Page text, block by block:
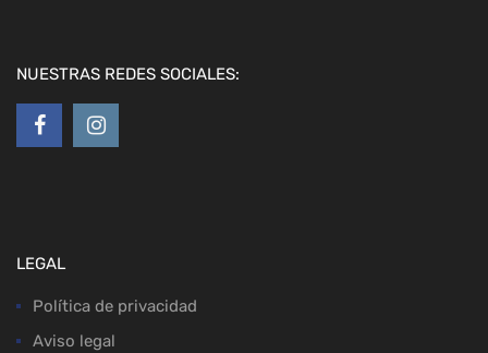
NUESTRAS REDES SOCIALES:
LEGAL
Política de privacidad
Aviso legal